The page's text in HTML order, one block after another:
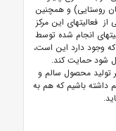
روستایی) و همچنین
فعالیتهای این مرکز
انجام شده توسط
وجود دارد این است،
شود حمایت کند.
تولید محصول سالم و
داشته باشیم که هم به